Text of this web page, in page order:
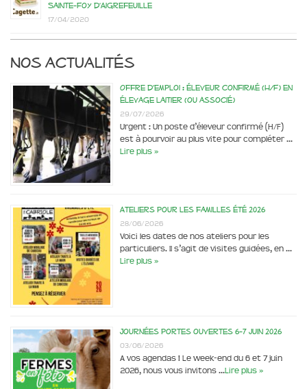
Sainte-Foy d’Aigrefeuille
17/04/2020
Nos actualités
Offre d’emploi : éleveur confirmé (H/F) en
élevage laitier (ou associé)
29/07/2026
Urgent : Un poste d’éleveur confirmé (H/F)
est à pourvoir au plus vite pour compléter …
Lire plus »
Ateliers pour les familles été 2026
28/06/2026
Voici les dates de nos ateliers pour les
particuliers. Il s’agit de visites guidées, en …
Lire plus »
Journées portes ouvertes 6-7 juin 2026
03/06/2026
A vos agendas ! Le week-end du 6 et 7 juin
2026, nous vous invitons …Lire plus »